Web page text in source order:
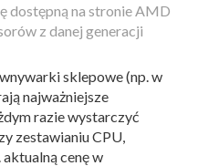
dostępną na stronie AMD
z danej generacji
sklepowe (np. w
najważniejsze
razie wystarczyć
zestawianiu CPU,
aktualną cenę w